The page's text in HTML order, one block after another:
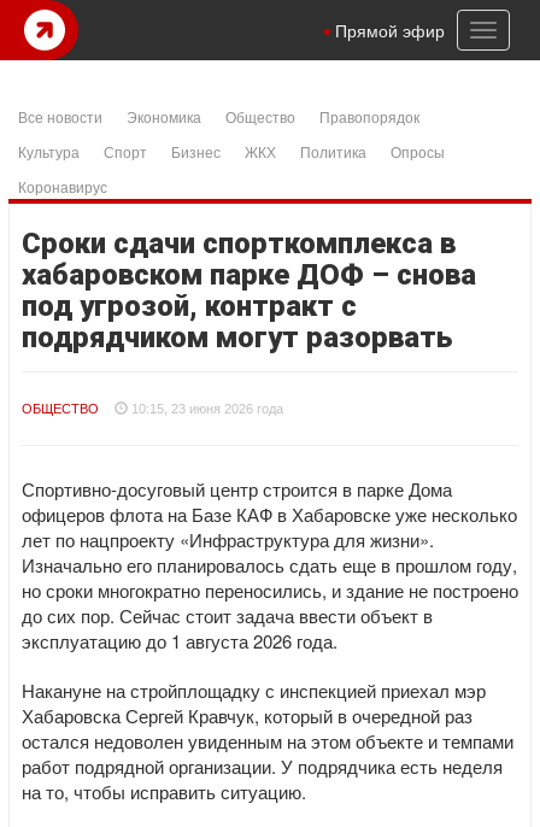
Toggle
Прямой эфир
Все новости Экономика Общество
Правопорядок
Культура
Спорт Бизнес ЖКХ Политика
Опросы
Коронавирус
Сроки сдачи спорткомплекса в
хабаровском парке ДОФ – снова
под угрозой, контракт с
подрядчиком могут разорвать
ОБЩЕСТВО 10:15, 23 июня 2026 года
Спортивно-досуговый центр строится в парке Дома
офицеров флота на Базе КАФ в Хабаровске уже несколько
лет по нацпроекту «Инфраструктура для жизни».
Изначально его планировалось сдать еще в прошлом году,
но сроки многократно переносились, и здание не построено
до сих пор. Сейчас стоит задача ввести объект в
эксплуатацию до 1 августа 2026 года.
Накануне на стройплощадку с инспекцией приехал мэр
Хабаровска Сергей Кравчук, который в очередной раз
остался недоволен увиденным на этом объекте и темпами
работ подрядной организации. У подрядчика есть неделя
на то, чтобы исправить ситуацию.